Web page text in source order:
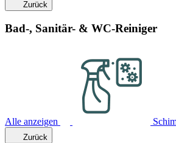
Zurück
Bad-, Sanitär- & WC-Reiniger
Alle anzeigen
Zurück